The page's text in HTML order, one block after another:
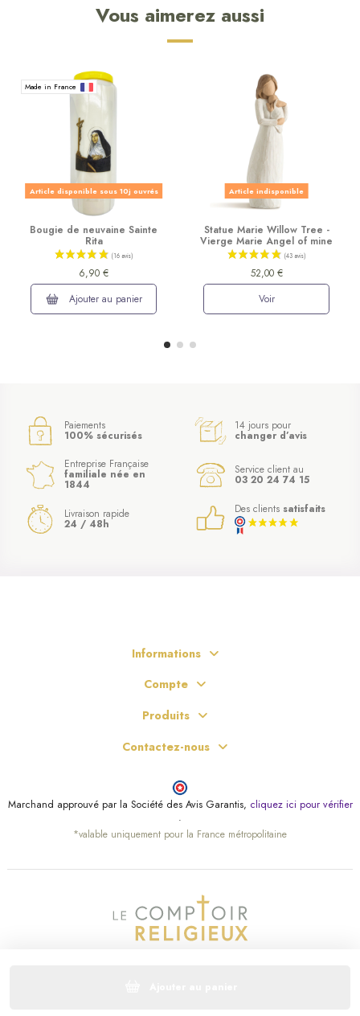
Vous aimerez aussi
Made in France
Article disponible sous 10j ouvrés
Bougie de neuvaine Sainte
Rita
6,90 €
Ajouter au panier
Article indisponible
Statue Marie Willow Tree -
Vierge Marie Angel of mine
52,00 €
Voir
Paiements
100% sécurisés
14 jours pour
changer d’avis
Entreprise Française
familiale née en
1844
Service client au
03 20 24 74 15
Livraison rapide
24 / 48h
Des clients satisfaits
Informations
Compte
Produits
Contactez-nous
Marchand approuvé par la Société des Avis Garantis, cliquez ici pour vérifier
.
*valable uniquement pour la France métropolitaine